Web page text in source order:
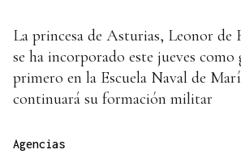
La princesa de Asturias, Leonor
se ha incorporado este jueves como
primero en la Escuela Naval de
continuará su formación militar
Agencias